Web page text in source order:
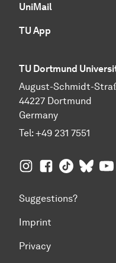
UniMail
TU App
TU Dortmund
August-Schmidt-
44227 Dortmund
Germany
Tel: +49 231 7551
TU Dortmund
TU Dortmund
TU TU
Suggestions?
Imprint
Privacy